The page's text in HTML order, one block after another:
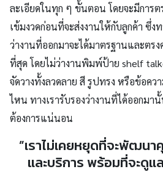
ละเอียดในทุก ๆ ขั้นตอน โดยจะมีการ
เข้มงวดก่อนที่จะส่งงานให้กับลูกค้า ซึ่ง
ว่างานที่ออกมาจะได้มาตรฐานและตรง
ที่สุด โดยไม่ว่างานพิมพ์ป้าย shelf
จัดวางทั้งลวดลาย สี รูปทรง หรือข้อค
ไหน ทางเรารับรองว่างานที่ได้ออกม
ต้องการแน่นอน
”เราไม่เคยหยุดที่จะพัฒน
และบริการ พร้อมที่จะดูแ